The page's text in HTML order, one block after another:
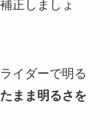
正しましょ
イダーで明る
まま明るさを